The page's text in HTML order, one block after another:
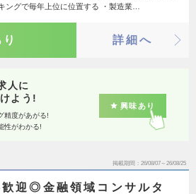
ングで毎年上位に位置する ・製造業…
詳細へ
人に
よう!
精度があがる!
性がわかる!
興味あり
掲載期間 26/08/07～26/08/25
迎◎金融領域コンサルタ